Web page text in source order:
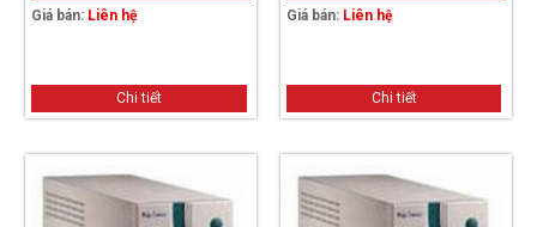
Giá bán: Liên hệ
Chi tiết
Giá bán: Liên hệ
Chi tiết